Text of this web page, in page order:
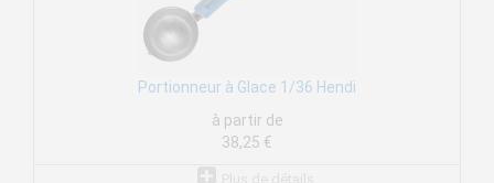
Portionneur à Glace 1/36 Hendi
à partir de
38,25 €